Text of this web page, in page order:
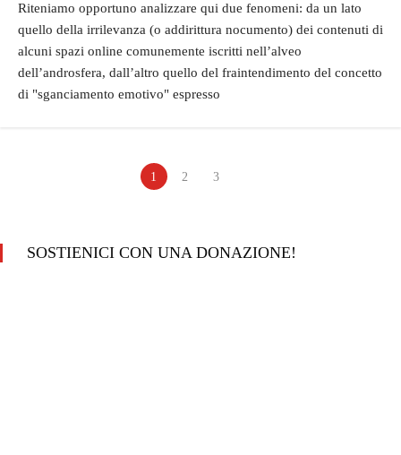
Riteniamo opportuno analizzare qui due fenomeni: da un lato
quello della irrilevanza (o addirittura nocumento) dei contenuti di
alcuni spazi online comunemente iscritti nell’alveo
dell’androsfera, dall’altro quello del fraintendimento del concetto
di "sganciamento emotivo" espresso
1 2 3
SOSTIENICI CON UNA DONAZIONE!